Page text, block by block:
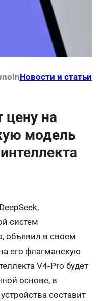
inНовости и статьи
цену на
модель
систем
объявил в своем
его флагманскую
V4‑Pro будет
основе, в
составит